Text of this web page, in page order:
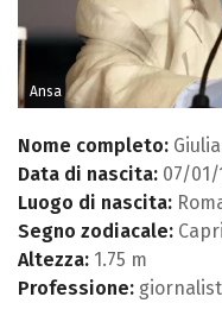
Ansa
Nome completo:
Data di nascita: 07/01/
Luogo di nascita:
Segno zodiacale:
Altezza: 1.75 m
Professione: